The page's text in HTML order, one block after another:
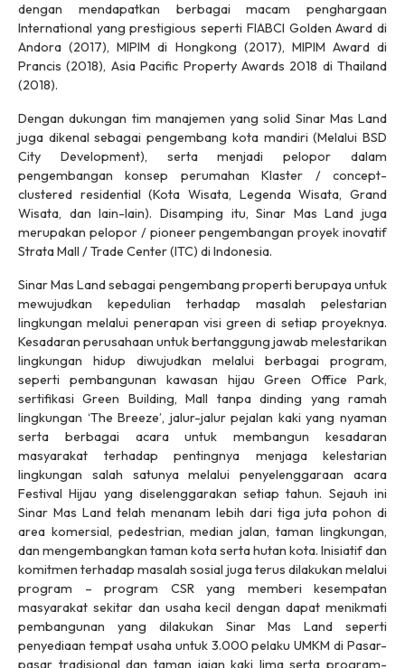
dengan mendapatkan berbagai macam penghargaan
International yang prestigious seperti FIABCI Golden Award di
Andora (2017), MIPIM di Hongkong (2017), MIPIM Award di
Prancis (2018), Asia Pacific Property Awards 2018 di Thailand
(2018).
Dengan dukungan tim manajemen yang solid Sinar Mas Land
juga dikenal sebagai pengembang kota mandiri (Melalui BSD
City Development), serta menjadi pelopor dalam
pengembangan konsep perumahan Klaster / concept-
clustered residential (Kota Wisata, Legenda Wisata, Grand
Wisata, dan lain-lain). Disamping itu, Sinar Mas Land juga
merupakan pelopor / pioneer pengembangan proyek inovatif
Strata Mall / Trade Center (ITC) di Indonesia.
Sinar Mas Land sebagai pengembang properti berupaya untuk
mewujudkan kepedulian terhadap masalah pelestarian
lingkungan melalui penerapan visi green di setiap proyeknya.
Kesadaran perusahaan untuk bertanggung jawab melestarikan
lingkungan hidup diwujudkan melalui berbagai program,
seperti pembangunan kawasan hijau Green Office Park,
sertifikasi Green Building, Mall tanpa dinding yang ramah
lingkungan ‘The Breeze’, jalur-jalur pejalan kaki yang nyaman
serta berbagai acara untuk membangun kesadaran
masyarakat terhadap pentingnya menjaga kelestarian
lingkungan salah satunya melalui penyelenggaraan acara
Festival Hijau yang diselenggarakan setiap tahun. Sejauh ini
Sinar Mas Land telah menanam lebih dari tiga juta pohon di
area komersial, pedestrian, median jalan, taman lingkungan,
dan mengembangkan taman kota serta hutan kota. Inisiatif dan
komitmen terhadap masalah sosial juga terus dilakukan melalui
program – program CSR yang memberi kesempatan
masyarakat sekitar dan usaha kecil dengan dapat menikmati
pembangunan yang dilakukan Sinar Mas Land seperti
penyediaan tempat usaha untuk 3.000 pelaku UMKM di Pasar-
pasar tradisional dan taman jajan kaki lima serta program-